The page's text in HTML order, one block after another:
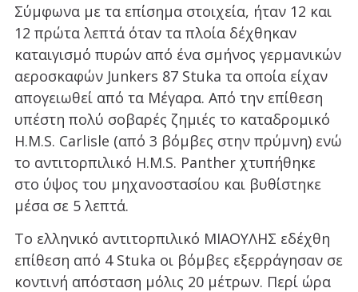
Σύμφωνα με τα επίσημα στοιχεία, ήταν 12 και
12 πρώτα λεπτά όταν τα πλοία δέχθηκαν
καταιγισμό πυρών από ένα σμήνος γερμανικών
αεροσκαφών Junkers 87 Stuka τα οποία είχαν
απογειωθεί από τα Μέγαρα. Από την επίθεση
υπέστη πολύ σοβαρές ζημιές το καταδρομικό
H.M.S. Carlisle (από 3 βόμβες στην πρύμνη) ενώ
το αντιτορπιλικό H.M.S. Panther χτυπήθηκε
στο ύψος του μηχανοστασίου και βυθίστηκε
μέσα σε 5 λεπτά.
Το ελληνικό αντιτορπιλικό ΜΙΑΟΥΛΗΣ εδέχθη
επίθεση από 4 Stuka οι βόμβες εξερράγησαν σε
κοντινή απόσταση μόλις 20 μέτρων. Περί ώρα